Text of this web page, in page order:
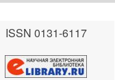
ISSN 0131-6117